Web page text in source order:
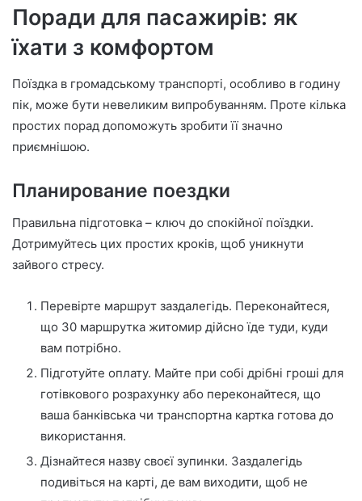
Поради для пасажирів: як
їхати з комфортом
Поїздка в громадському транспорті, особливо в годину
пік, може бути невеликим випробуванням. Проте кілька
простих порад допоможуть зробити її значно
приємнішою.
Планирование поездки
Правильна підготовка – ключ до спокійної поїздки.
Дотримуйтесь цих простих кроків, щоб уникнути
зайвого стресу.
Перевірте маршрут заздалегідь. Переконайтеся,
що 30 маршрутка житомир дійсно їде туди, куди
вам потрібно.
Підготуйте оплату. Майте при собі дрібні гроші для
готівкового розрахунку або переконайтеся, що
ваша банківська чи транспортна картка готова до
використання.
Дізнайтеся назву своєї зупинки. Заздалегідь
подивіться на карті, де вам виходити, щоб не